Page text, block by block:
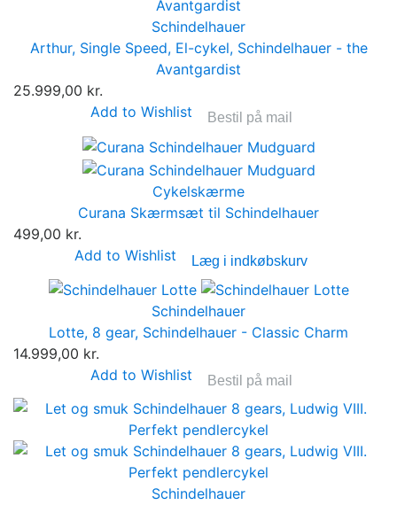
Schindelhauer
Arthur, Single Speed, El-cykel, Schindelhauer - the
Avantgardist
25.999,00 kr.
Add to Wishlist
Bestil på mail
Cykelskærme
Curana Skærmsæt til Schindelhauer
499,00 kr.
Add to Wishlist
Læg i indkøbskurv
Schindelhauer
Lotte, 8 gear, Schindelhauer - Classic Charm
14.999,00 kr.
Add to Wishlist
Bestil på mail
Schindelhauer